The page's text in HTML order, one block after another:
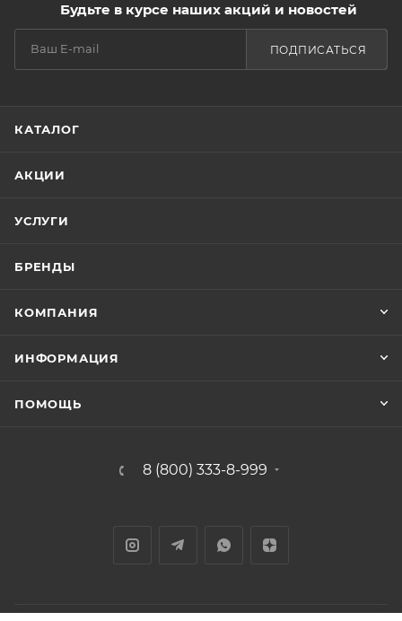
Будьте в курсе наших акций и новостей
ПОДПИСАТЬСЯ
КАТАЛОГ
АКЦИИ
УСЛУГИ
БРЕНДЫ
КОМПАНИЯ
ИНФОРМАЦИЯ
ПОМОЩЬ
8 (800) 333-8-999